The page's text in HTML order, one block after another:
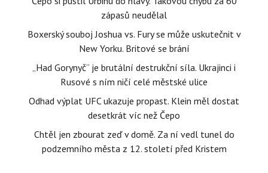
zápasů neudělal
Boxerský souboj Joshua vs. Fury se může uskutečnit v
New Yorku. Britové se brání
„Had Gorynyč“ je brutální destrukční síla. Ukrajinci i
Rusové s ním ničí celé městské ulice
Odhad výplat UFC ukazuje propast. Klein měl dostat
desetkrát víc než Čepo
Chtěl jen zbourat zeď v domě. Za ní vedl tunel do
podzemního města z 12. století před Kristem